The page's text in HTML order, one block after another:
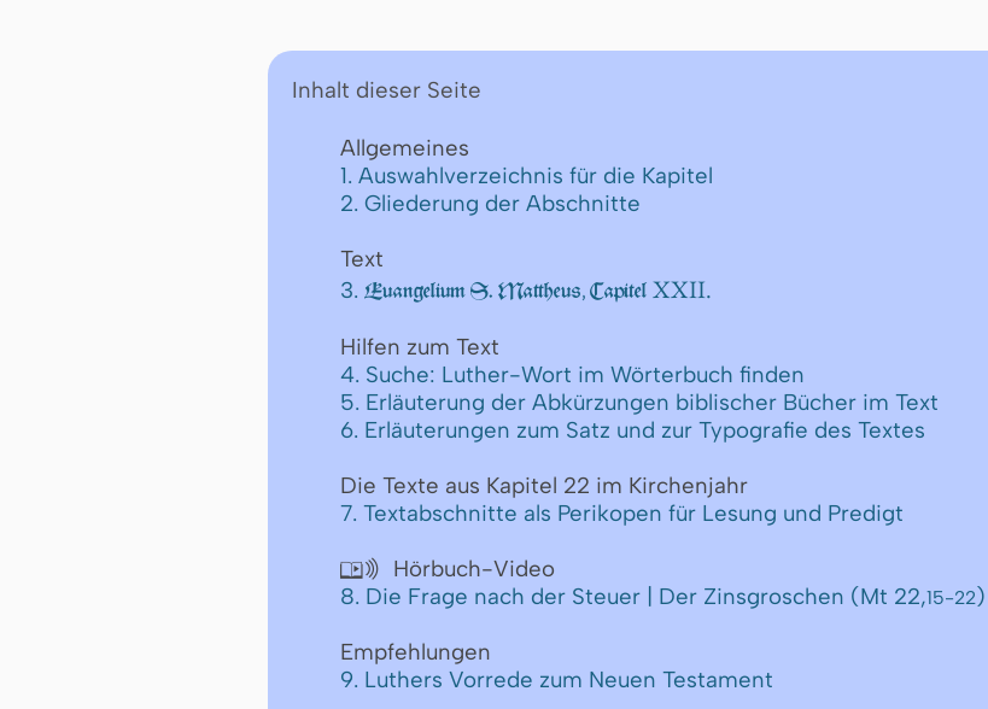
Inhalt dieser Seite
Allgemeines
1. Auswahlverzeichnis für die Kapitel
2. Gliederung der Abschnitte
Text
3. Euangelium S. Mattheus, Capitel XXII.
Hilfen zum Text
4. Suche: Luther-Wort im Wörterbuch finden
5. Erläuterung der Abkürzungen biblischer Bücher im Text
6. Erläuterungen zum Satz und zur Typografie des Textes
Die Texte aus Kapitel 22 im Kirchenjahr
7. Textabschnitte als Perikopen für Lesung und Predigt

Hörbuch-Video
8. Die Frage nach der Steuer | Der Zinsgroschen (Mt 22,15-22)
Empfehlungen
9. Luthers Vorrede zum Neuen Testament